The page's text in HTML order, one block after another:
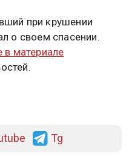
при крушении
о своем спасении.
в материале
Tg